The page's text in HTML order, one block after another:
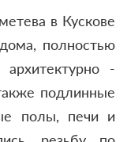
в Кускове
полностью
-
подлинные
полы, печи и